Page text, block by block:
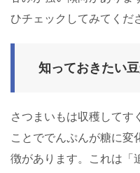
ひチェックしてみてくだ
知っておきたい
さつまいもは収穫してす
ことででんぷんが糖に変
徴があります。これは「